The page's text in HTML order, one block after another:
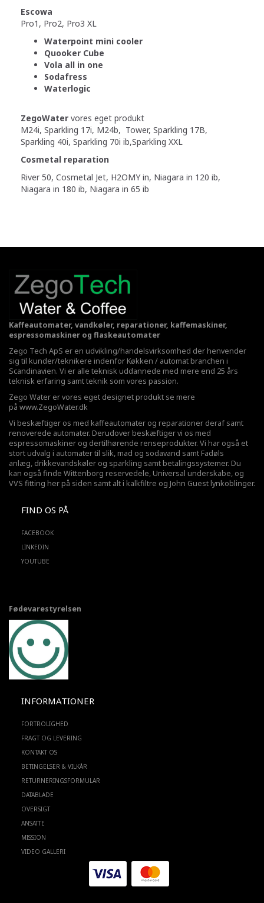
Escowa
Pro1, Pro2, Pro3 XL
Waterpoint mini cooler
Quooker Cube
Vola all in one
Sodafress
Waterlogic
ZegoWater vores eget produkt
M24i, Sparkling 17i, M24b, Tower, Sparkling 17B,
Sparkling 40i, Sparkling 70i ib,Sparkling XXL
Cosmetal reparation
River 50, Cosmetal Jet, H2OMY in, Niagara in 120 ib,
Niagara in 180 ib, Niagara in 65 ib
Kaffeautomater, vandkøler, reparationer, kaffemaskiner,
espressomaskiner og flaskeautomater
Zego Tech ApS er en udvikling/handelsvirksomhed der henvender
sig til kunder/teknikere indenfor Køkken / automat branchen i
Scandinavien. Vi er alle teknisk uddannede med mere end 25 års
teknisk erfaring samt teknik som vores passion.
Zego Water er vores eget designet produkt se mere
på www.ZegoWater.dk
Vi beskæftiger os med kaffeautomater og reparationer deraf samt
renoverede automater. Derudover beskæftiger vi os med
espressomaskiner og dertilhørende renseprodukter. Vi har også et
stort udvalg i automater til slik, mad og sodavand samt Fadøls
anlæg, drikkevandskøler og sparkling samt betalingssystemer. Du
kan også finde Wittenborg reservedele, Universal underskabe, og
VVS fitting her på siden samt alt i kalkfiltre og John Guest lynkoblinger.
FIND OS PÅ
FACEBOOK
LINKEDIN
YOUTUBE
Fødevarestyrelsen
INFORMATIONER
FORTROLIGHED
FRAGT OG LEVERING
KONTAKT OS
BETINGELSER & VILKÅR
RETURNERINGSFORMULAR
DATABLADE
OVERSIGT
ANSATTE
MISSION
VIDEO GALLERI